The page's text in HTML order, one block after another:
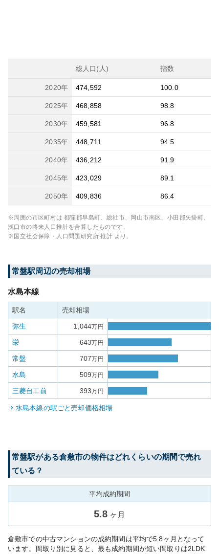
総人口(人) 指数
2020年 474,592 100.0
2025年 468,858 98.8
2030年 459,581 96.8
2035年 448,711 94.5
2040年 436,212 91.9
2045年 423,029 89.1
2050年 409,836 86.4
※周囲の市区町村は 都窪郡早島町、総社市、岡山市南区、小田郡矢掛町、
浅口市の将来人口推計を合算したものです。
※国立社会保障・人口問題研究所 推計 より。
常盤駅周辺の売却相場
水島本線
駅名 売却相場
弥生 1,044万円
栄 643万円
常盤 707万円
水島 509万円
三菱自工前 393万円
水島本線の駅ごと売却価格相場
常盤駅がある倉敷市の物件はどれくらいの期間で売れ
ている？
平均成約期間
5.8 ヶ月
倉敷市での中古マンションの成約期間は平均で5.8ヶ月となって
います。間取り別に見ると、最も成約期間が短い間取りは2LDK